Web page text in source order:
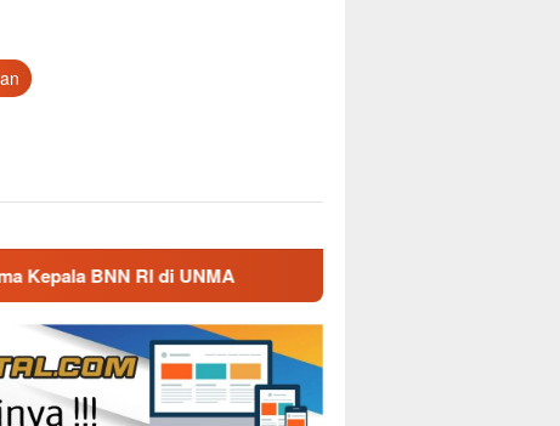
UNMA Nostalgia Masa Dinas, Kepala BNN RI Kunjungi